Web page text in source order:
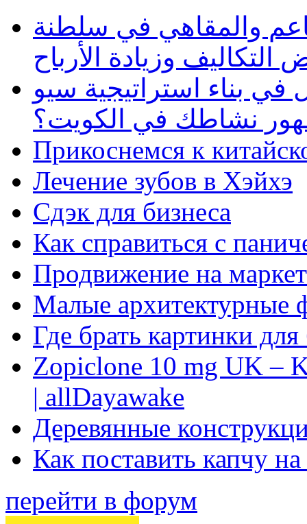
والمقاهي في سلطنة
وزيادة الأرباح
بناء استراتيجية سيو
نشاطك في الكويت؟
Прикоснемся к
Лечение зубов в Хэйхэ
Сдэк для бизнеса
Как справиться с
Продвижение на
Малые архитектурные
Где брать картинки
Zopiclone 10 mg UK –
| allDayawake
Деревянные
Как поставить капчу
перейти в форум